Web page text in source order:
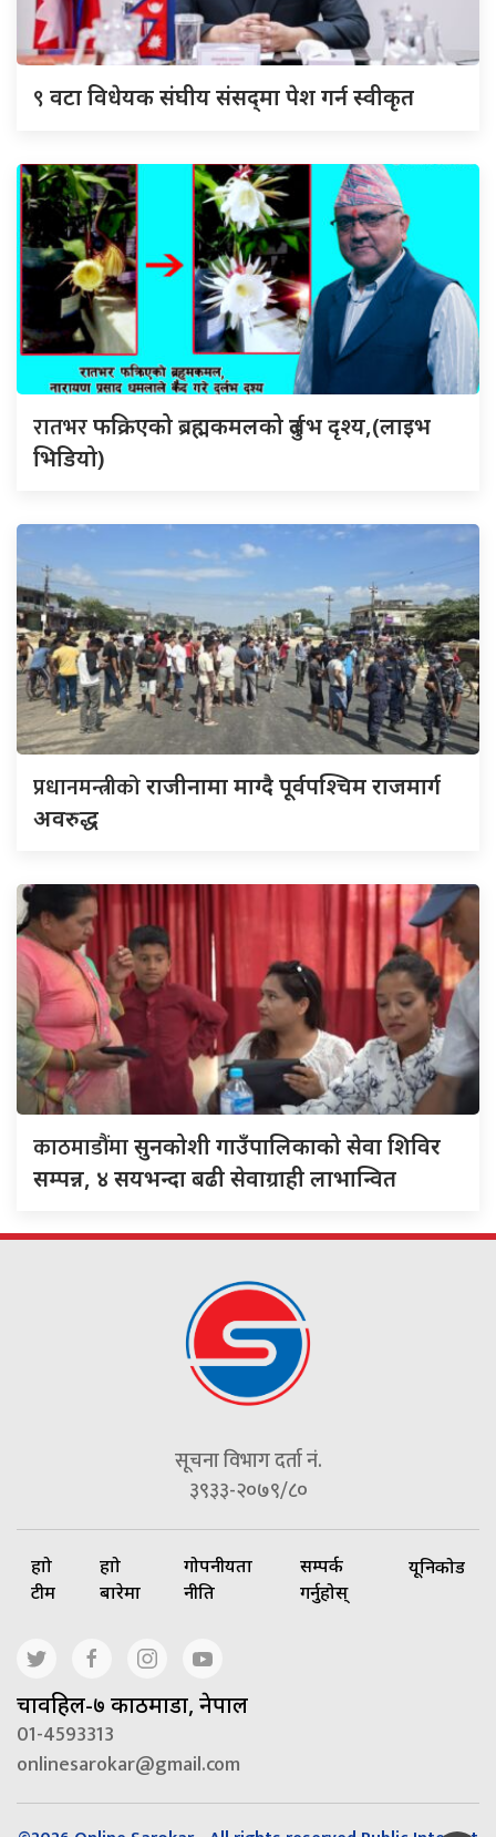
९ वटा विधेयक संघीय संसद्‌मा पेश गर्न स्वीकृत
रातभरफक्रिएको ब्रह्मकमलको दुर्लभ दृश्य,(लाइभ
भिडियो)
प्रधानमन्त्रीकोराजीनामा माग्दै पूर्वपश्चिम राजमार्ग
अवरुद्ध
काठमाडौंमासुनकोशी गाउँपालिकाको सेवा शिविर
सम्पन्न, ४ सयभन्दा बढी सेवाग्राही लाभान्वित
सूचना विभाग दर्ता नं.
३९३३-२०७९/८०
हाम्रो
टीम
हाम्रो
बारेमा
गोपनीयता
नीति
सम्पर्क
गर्नुहोस्
यूनिकोड
चावहिल-७ काठमाडौं, नेपाल
01-4593313
onlinesarokar@gmail.com